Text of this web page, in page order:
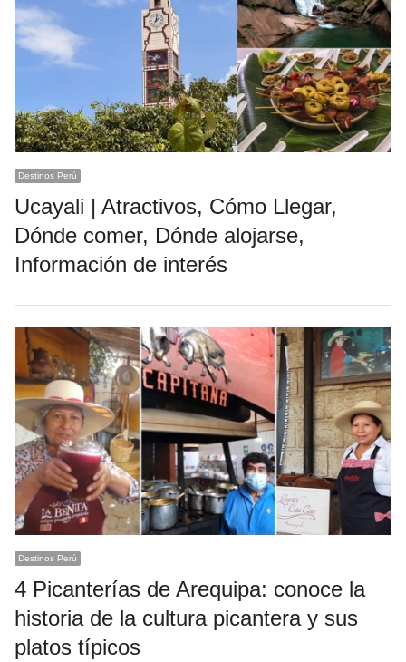
Destinos Perú
Ucayali | Atractivos, Cómo Llegar,
Dónde comer, Dónde alojarse,
Información de interés
Destinos Perú
4 Picanterías de Arequipa: conoce la
historia de la cultura picantera y sus
platos típicos